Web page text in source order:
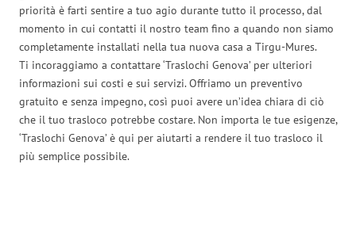
priorità è farti sentire a tuo agio durante tutto il processo, dal
momento in cui contatti il nostro team fino a quando non siamo
completamente installati nella tua nuova casa a Tirgu-Mures.
Ti incoraggiamo a contattare ‘Traslochi Genova’ per ulteriori
informazioni sui costi e sui servizi. Offriamo un preventivo
gratuito e senza impegno, così puoi avere un’idea chiara di ciò
che il tuo trasloco potrebbe costare. Non importa le tue esigenze,
‘Traslochi Genova’ è qui per aiutarti a rendere il tuo trasloco il
più semplice possibile.